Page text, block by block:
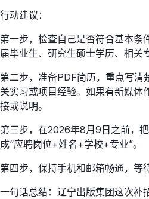
行动建议：
第一步，检查自己是否符合基本
届毕业生、研究生硕士学历、相关
第二步，准备PDF简历，重点写清
关实习或项目经验。如果有新媒体
接或说明。
第三步，在2026年8月9日之前，
成“应聘岗位+姓名+学校+专业”。
第四步，保持手机和邮箱畅通，等
一句话总结：辽宁出版集团这次补